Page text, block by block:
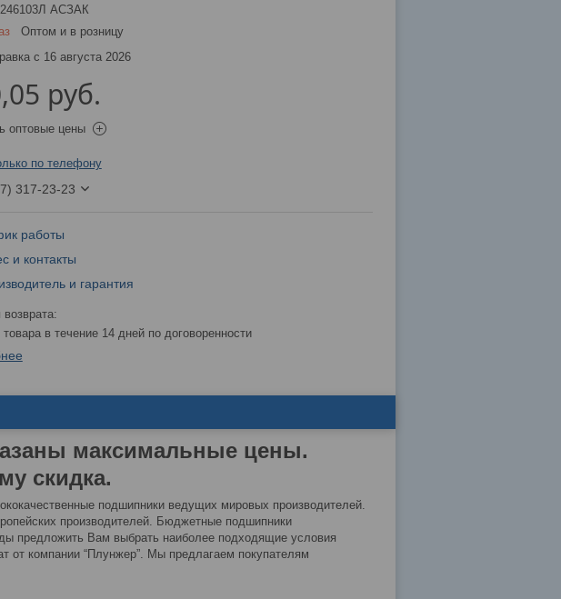
Оптом и в розницу
АСЗАК
с 16 августа 2026
руб.
оптовые цены
по телефону
317-23-23
работы
и контакты
и гарантия
товара в течение 14 дней по договоренности
максимальные цены.
скидка.
подшипники ведущих мировых производителей.
производителей. Бюджетные подшипники
предложить Вам выбрать наиболее подходящие условия
от компании “Плунжер”. Мы предлагаем покупателям